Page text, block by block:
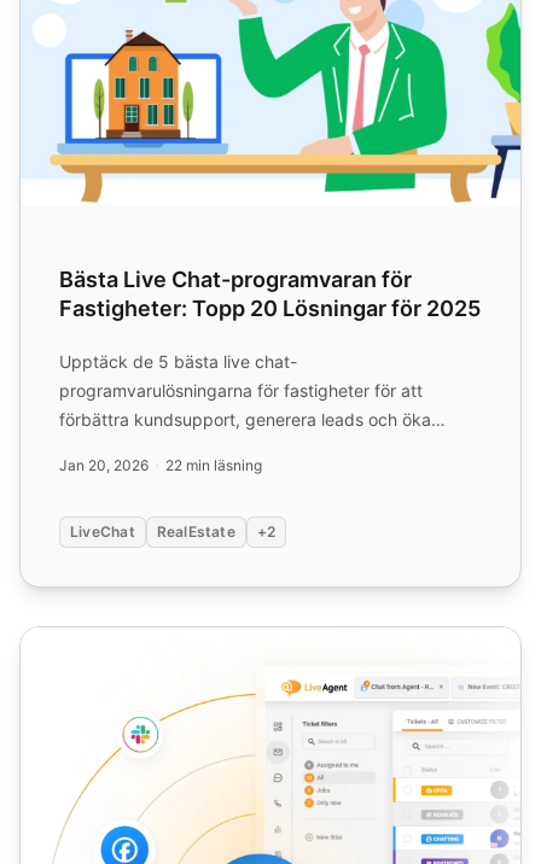
Bästa Live Chat-programvaran för
Fastigheter: Topp 20 Lösningar för 2025
Upptäck de 5 bästa live chat-
programvarulösningarna för fastigheter för att
förbättra kundsupport, generera leads och öka
Jan 20, 2026 22 min läsning
LiveChat RealEstate +2
Livechatt-support